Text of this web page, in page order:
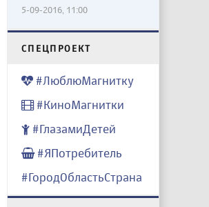
5-09-2016, 11:00
CПЕЦПРОЕКТ
#ЛюблюМагнитку
#КиноМагнитки
#ГлазамиДетей
#ЯПотребитель
#ГородОбластьСтрана